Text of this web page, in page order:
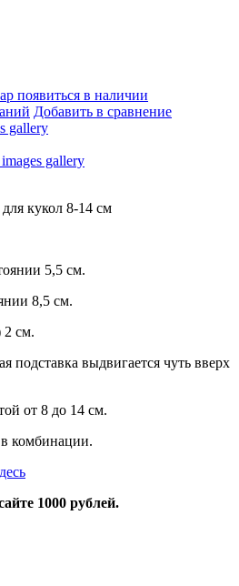
появиться в наличии
Добавить в сравнение
gallery
gallery
кукол 8-14 см
5,5 см.
8,5 см.
2 см.
подставка выдвигается чуть вверх
от 8 до 14 см.
комбинации.
1000 рублей.